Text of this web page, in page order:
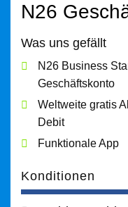
N26
Was uns gefällt
N26 Business
Geschäftskonto
Weltweite gratis
Debit
Funktionale App
Konditionen